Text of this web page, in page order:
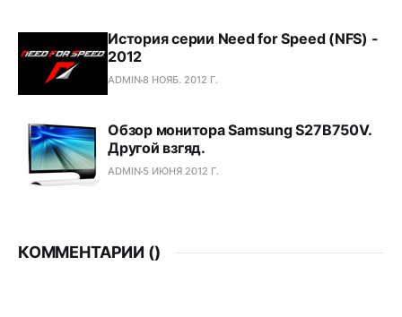
История серии Need for Speed (NFS) -
2012
ADMIN8 НОЯБ. 2012 Г.
Обзор монитора Samsung S27B750V.
Другой взгяд.
ADMIN 5 ИЮНЯ 2012 Г.
КОММЕНТАРИИ ()